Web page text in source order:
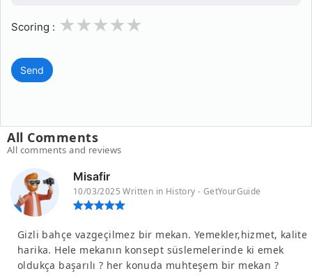
Scoring : 3
2
1
Send
All Comments
All comments and reviews
Misafir
10/03/2025 Written in History - GetYourGuide
Gizli bahçe vazgeçilmez bir mekan. Yemekler,hizmet, kalite
harika. Hele mekanın konsept süslemelerinde ki emek
oldukça başarılı ? her konuda muhteşem bir mekan ?